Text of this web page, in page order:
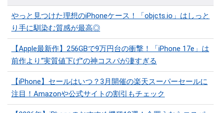
やっと見つけた理想のiPhoneケース！「objcts.io」はしっと
り手に馴染む質感が最高◎
【Apple最新作】256GBで9万円台の衝撃！「iPhone 17e」は
前作より“実質値下げ”の神コスパが凄すぎる
【iPhone】セールはいつ？3月開催の楽天スーパーセールに
注目！Amazonや公式サイトの割引もチェック